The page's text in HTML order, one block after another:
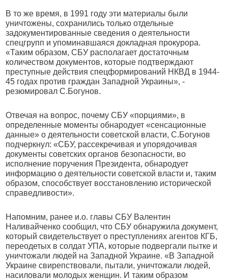
В то же время, в 1991 году эти материалы были
уничтожены, сохранились только отдельные
задокументированные сведения о деятельности
спецгрупп и упоминавшаяся докладная прокурора.
«Таким образом, СБУ располагает достаточным
количеством документов, которые подтверждают
преступные действия спецформирований НКВД в 1944-
45 годах против граждан Западной Украины», -
резюмировал С.Богунов.
Отвечая на вопрос, почему СБУ «порциями», в
определенные моменты обнародует «сенсационные
данные» о деятельности советской власти, С.Богунов
подчеркнул: «СБУ, рассекречивая и упорядочивая
документы советских органов безопасности, во
исполнение поручения Президента, обнародует
информацию о деятельности советской власти и, таким
образом, способствует восстановлению исторической
справедливости».
Напомним, ранее и.о. главы СБУ Валентин
Наливайченко сообщил, что СБУ обнаружила документ,
который свидетельствует о преступлениях агентов КГБ,
переодетых в солдат УПА, которые подвергали пытке и
уничтожали людей на Западной Украине. «В Западной
Украине свирепствовали, пытали, уничтожали людей,
насиловали молодых женщин. И таким образом